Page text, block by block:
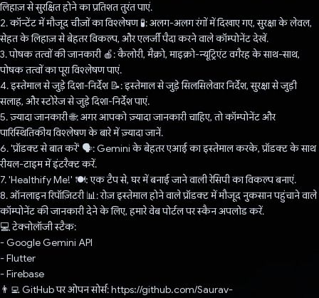
लिहाज़ से सुरक्षित होने का प्रतिशत तुरंत पाएं.
2. कॉन्टेंट में मौजूद चीज़ों का विश्लेषण 🧪: अलग-अलग रंगों में दिखाए गए, सुरक्षा के लेवल,
सेहत के लिहाज़ से बेहतर विकल्प, और एलर्जी पैदा करने वाले कॉम्पोनेंट देखें.
3. पोषक तत्वों की जानकारी 🍎: कैलोरी, मैक्रो, माइक्रो-न्यूट्रिएंट वगैरह के साथ-साथ,
पोषक तत्वों का पूरा विश्लेषण पाएं.
4. इस्तेमाल से जुड़े दिशा-निर्देश 📝: इस्तेमाल से जुड़े सिलसिलेवार निर्देश, सुरक्षा से जुड़ी
सलाह, और स्टोरेज से जुड़े दिशा-निर्देश पाएं.
5. ज़्यादा जानकारी 🌐: अगर आपको ज़्यादा जानकारी चाहिए, तो कॉम्पोनेंट और
पारिस्थितिकीय विश्लेषण के बारे में ज़्यादा जानें.
6. 'प्रॉडक्ट से बात करें' 🗣️: Gemini के बेहतर एआई का इस्तेमाल करके, प्रॉडक्ट के साथ
रीयल-टाइम में इंटरैक्ट करें.
7. 'Healthify Me!' 🍽️: एक टैप से, घर में बनाई जाने वाली रेसिपी का विकल्प बनाएं.
8. ऑनलाइन रिपॉज़िटरी 📊: रोज़ इस्तेमाल होने वाले प्रॉडक्ट में मौजूद नुकसान पहुंचाने वाले
कॉम्पोनेंट की जानकारी देने के लिए, हमारे वेब पोर्टल पर स्कैन अपलोड करें.
💻 टेक्नोलॉजी स्टैक:
- Google Gemini API
- Flutter
- Firebase
👨‍💻 GitHub पर ओपन सोर्स: https://github.com/Saurav-